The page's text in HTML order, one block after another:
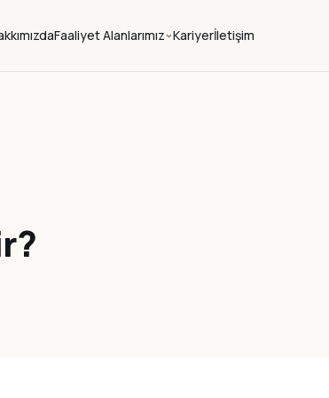
Faaliyet Alanlarımız Kariyerİletişim